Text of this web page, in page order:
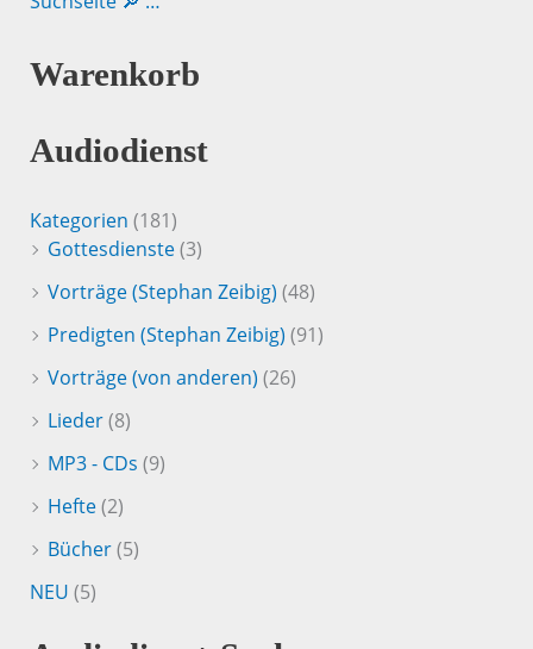
Warenkorb
Audiodienst
Kategorien (181)
Gottesdienste(3)
Vorträge (Stephan Zeibig) (48)
Predigten (Stephan Zeibig) (91)
Vorträge (von anderen) (26)
Lieder(8)
MP3 - CDs (9)
Hefte(2)
Bücher(5)
NEU (5)